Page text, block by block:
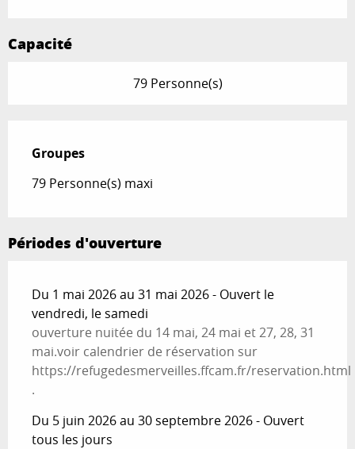
Capacité
79 Personne(s)
Groupes
Groupes
79 Personne(s) maxi
Périodes d'ouverture
Du 1 mai 2026 au 31 mai 2026 - Ouvert le
vendredi, le samedi
ouverture nuitée du 14 mai, 24 mai et 27, 28, 31
mai.voir calendrier de réservation sur
https://refugedesmerveilles.ffcam.fr/reservation.html
.
Du 5 juin 2026 au 30 septembre 2026 - Ouvert
tous les jours